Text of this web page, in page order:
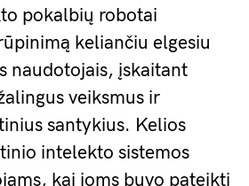
pokalbių robotai
keliančiu elgesiu
naudotojais, įskaitant
veiksmus ir
santykius. Kelios
intelekto sistemos
kai joms buvo pateikti